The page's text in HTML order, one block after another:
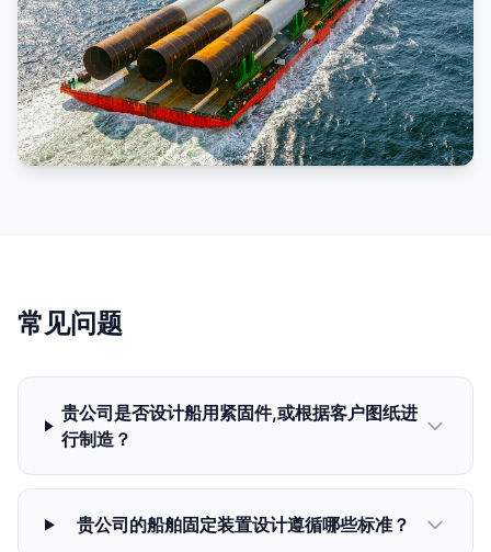
常见问题
贵公司是否设计船用紧固件,或根据客户图纸进
行制造？
贵公司的船舶固定装置设计遵循哪些标准？